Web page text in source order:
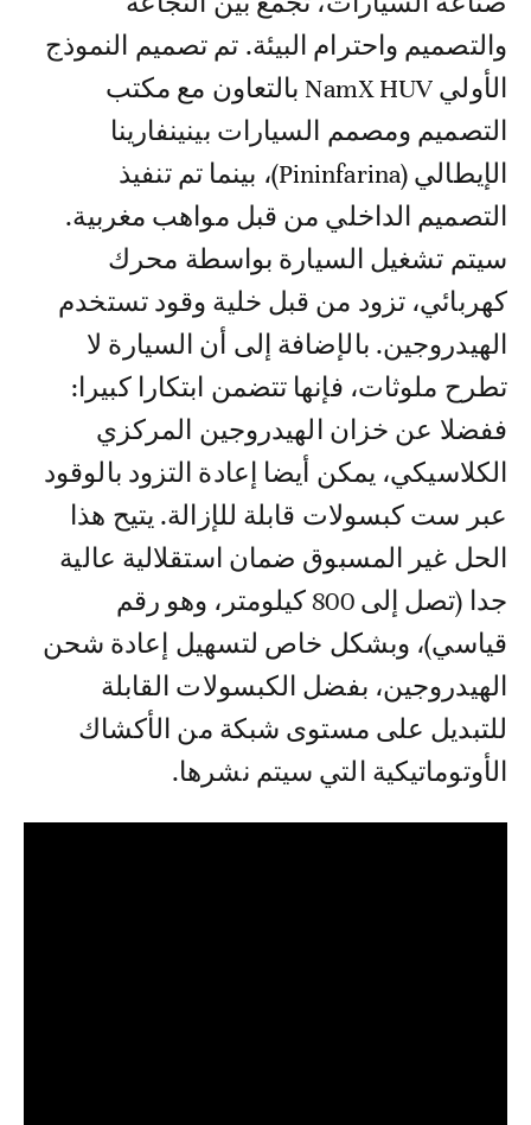
والتصميم واحترام البيئة. تم تصميم النموذج
الأولي NamX HUV بالتعاون مع مكتب
التصميم ومصمم السيارات بينينفارينا
الإيطالي (Pininfarina)، بينما تم تنفيذ
التصميم الداخلي من قبل مواهب مغربية.
سيتم تشغيل السيارة بواسطة محرك
كهربائي، تزود من قبل خلية وقود تستخدم
الهيدروجين. بالإضافة إلى أن السيارة لا
تطرح ملوثات، فإنها تتضمن ابتكارا كبيرا:
ففضلا عن خزان الهيدروجين المركزي
الكلاسيكي، يمكن أيضا إعادة التزود بالوقود
عبر ست كبسولات قابلة للإزالة. يتيح هذا
الحل غير المسبوق ضمان استقلالية عالية
جدا (تصل إلى 800 كيلومتر، وهو رقم
قياسي)، وبشكل خاص لتسهيل إعادة شحن
الهيدروجين، بفضل الكبسولات القابلة
للتبديل على مستوى شبكة من الأكشاك
الأوتوماتيكية التي سيتم نشرها.